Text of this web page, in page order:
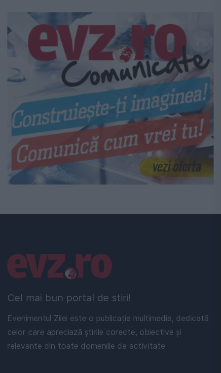
Cel mai bun portal de stiri!
Evenimentul Zilei este o publicație multimedia, dedicată
celor care apreciază știrile corecte, obiective și
relevante din toate domeniile de activitate
Linkuri utile